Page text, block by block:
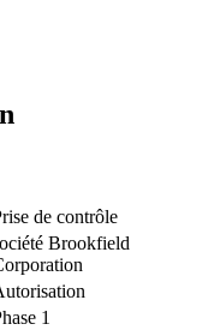
de contrôle
Brookfield
1